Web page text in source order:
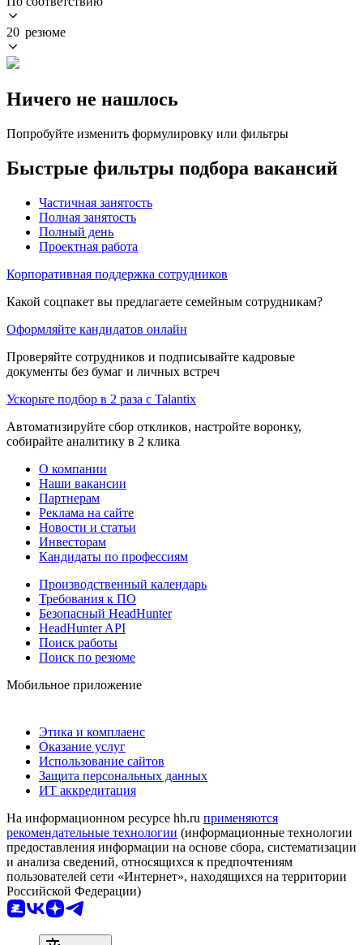
20 резюме
Ничего не нашлось
Попробуйте изменить формулировку или фильтры
Быстрые фильтры подбора вакансий
Частичная занятость
Полная занятость
Полный день
Проектная работа
Корпоративная поддержка сотрудников
Какой соцпакет вы предлагаете семейным сотрудникам?
Оформляйте кандидатов онлайн
Проверяйте сотрудников и подписывайте кадровые
документы без бумаг и личных встреч
Ускорьте подбор в 2 раза с Talantix
Автоматизируйте сбор откликов, настройте воронку,
собирайте аналитику в 2 клика
О компании
Наши вакансии
Партнерам
Реклама на сайте
Новости и статьи
Инвесторам
Кандидаты по профессиям
Производственный календарь
Требования к ПО
Безопасный HeadHunter
HeadHunter API
Поиск работы
Поиск по резюме
Мобильное приложение
Этика и комплаенс
Оказание услуг
Использование сайтов
Защита персональных данных
ИТ аккредитация
На информационном ресурсе hh.ru применяются
рекомендательные технологии (информационные технологии
предоставления информации на основе сбора, систематизации
и анализа сведений, относящихся к предпочтениям
пользователей сети «Интернет», находящихся на территории
Российской Федерации)